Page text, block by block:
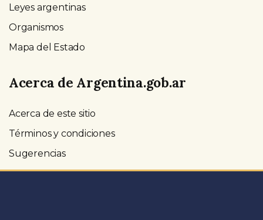
Leyes argentinas
Organismos
Mapa del Estado
Acerca de Argentina.gob.ar
Acerca de este sitio
Términos y condiciones
Sugerencias